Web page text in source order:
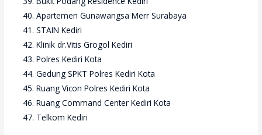
Apartemen Gunawangsa Merr Surabaya
STAIN Kediri
Klinik dr.Vitis Grogol Kediri
Polres Kediri Kota
Gedung SPKT Polres Kediri Kota
Ruang Vicon Polres Kediri Kota
Ruang Command Center Kediri Kota
Telkom Kediri